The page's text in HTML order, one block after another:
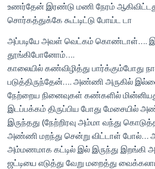
உணர்தேன் இரண்டு மணி நேரம்
சொர்கத்துக்கே கூட்டிட்டு போய்ட டா
அப்படியே அவள் வெட்கம் கொண்டாள்….
தூங்கிபோனோம்….
காலையில் கண்விழித்து பார்க்கும்போது
படுத்திருந்தேன்…. அண்ணி அருகில்
நேற்றைய நினைவுகள் கண்களில்
இடப்பக்கம் திருப்பிய போது மேசையில்
இருந்தது (நேற்றிரவு அம்மா வந்து
அண்ணி மறந்து சென்று விட்டாள் போல்…
அம்மணமாக கட்டில் இல் இருந்து
ஜட்டியை எடுத்து வேறு மறைத்து